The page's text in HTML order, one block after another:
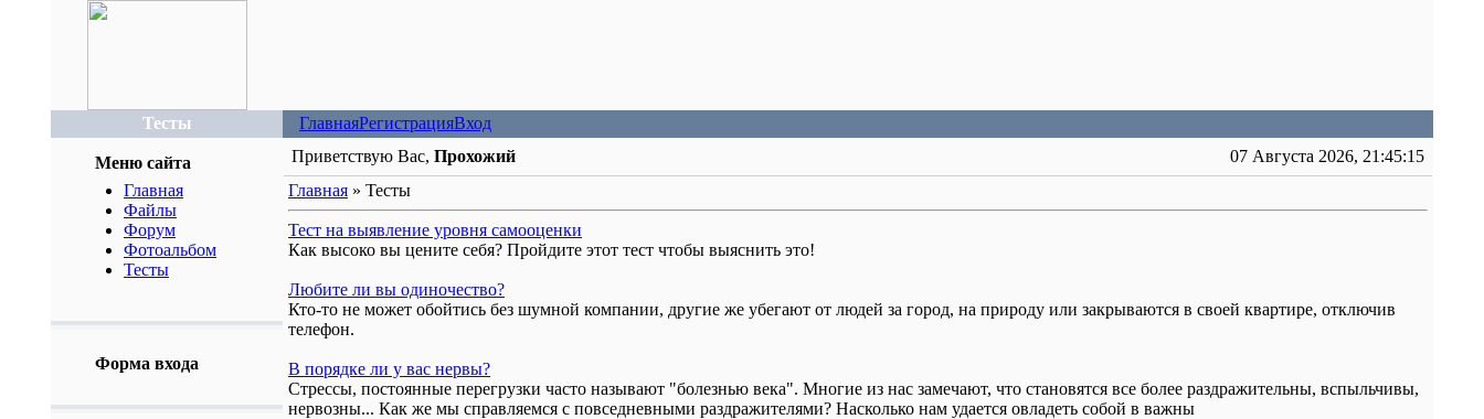
Тесты ГлавнаяРегистрацияВход
Меню сайта
Главная
Файлы
Форум
Фотоальбом
Тесты
Форма входа
Приветствую Вас, Прохожий
07 Августа 2026, 21:45:15
Главная » Тесты
Тест на выявление уровня самооценки
Как высоко вы цените себя? Пройдите этот тест чтобы выяснить это!
Любите ли вы одиночество?
Кто-то не может обойтись без шумной компании, другие же убегают от людей за город, на природу или закрываются в своей квартире, отключив
телефон.
В порядке ли у вас нервы?
Стрессы, постоянные перегрузки часто называют "болезнью века". Многие из нас замечают, что становятся все более раздражительны, вспыльчивы,
нервозны... Как же мы справляемся с повседневными раздражителями? Насколько нам удается овладеть собой в важны